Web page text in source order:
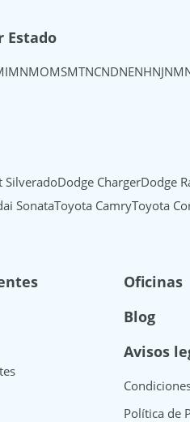
Estado
MNMOMSMTNCNDNENHNJNM
SilveradoDodge ChargerDodge
SonataToyota CamryToyota
Oficinas
Blog
Avisos
Política de